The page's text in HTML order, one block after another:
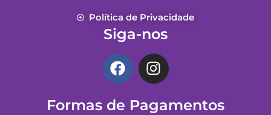
Política de Privacidade
Siga-nos
F
a
e
I
n
t
Formas de Pagamentos